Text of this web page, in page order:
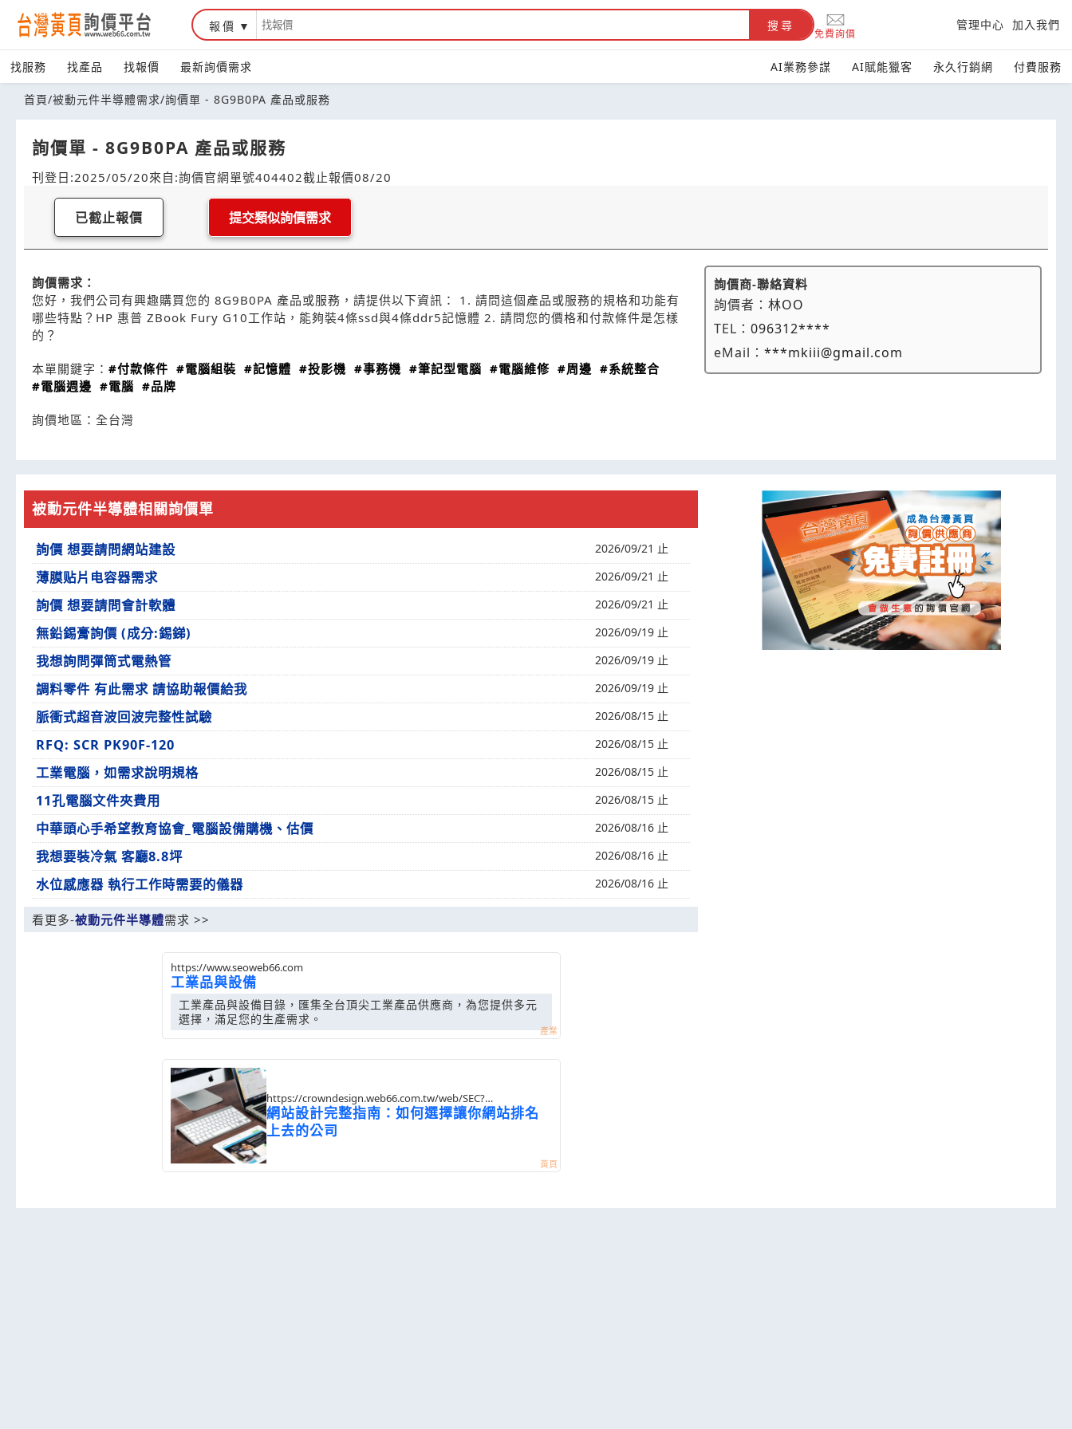
報價 搜尋
免費詢價
管理中心 加入我們
找服務 找產品 找報價 最新詢價需求 AI業務參謀 AI賦能獵客 永久行銷網 付費服務
首頁/被動元件半導體需求/詢價單 - 8G9B0PA 產品或服務
詢價單 - 8G9B0PA 產品或服務
刊登日:2025/05/20來自:詢價官網單號404402截止報價08/20
已截止報價 提交類似詢價需求
詢價需求：
您好，我們公司有興趣購買您的 8G9B0PA 產品或服務，請提供以下資訊： 1. 請問這個產品或服務的規格和功能有
哪些特點？HP 惠普 ZBook Fury G10工作站，能夠裝4條ssd與4條ddr5記憶體 2. 請問您的價格和付款條件是怎樣
的？
本單關鍵字： #付款條件 #電腦組裝 #記憶體 #投影機 #事務機 #筆記型電腦 #電腦維修 #周邊 #系統整合
#電腦週邊 #電腦 #品牌
詢價地區： 全台灣
詢價商-聯絡資料
詢價者：林OO
TEL：096312****
eMail：***mkiii@gmail.com
被動元件半導體相關詢價單
詢價 想要請問網站建設 2026/09/21 止
薄膜贴片电容器需求 2026/09/21 止
詢價 想要請問會計軟體 2026/09/21 止
無鉛錫膏詢價 (成分:錫銻) 2026/09/19 止
我想詢問彈筒式電熱管 2026/09/19 止
調料零件 有此需求 請協助報價給我 2026/09/19 止
脈衝式超音波回波完整性試驗 2026/08/15 止
RFQ: SCR PK90F-120 2026/08/15 止
工業電腦，如需求說明規格 2026/08/15 止
11孔電腦文件夾費用 2026/08/15 止
中華頭心手希望教育協會_電腦設備購機、估價 2026/08/16 止
我想要裝冷氣 客廳8.8坪 2026/08/16 止
水位感應器 執行工作時需要的儀器 2026/08/16 止
看更多-被動元件半導體需求 >>
https://www.seoweb66.com
工業品與設備
工業產品與設備目錄，匯集全台頂尖工業產品供應商，為您提供多元
選擇，滿足您的生產需求。
https://crowndesign.web66.com.tw/web/SEC?
postId=1352502
網站設計完整指南：如何選擇讓你網站排名
上去的公司